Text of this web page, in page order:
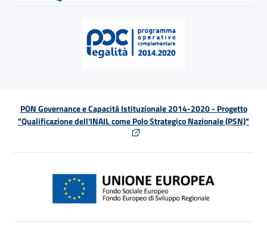
PON Governance e Capacità Istituzionale 2014-2020 - Progetto
"Qualificazione dell'INAIL come Polo Strategico Nazionale (PSN)"